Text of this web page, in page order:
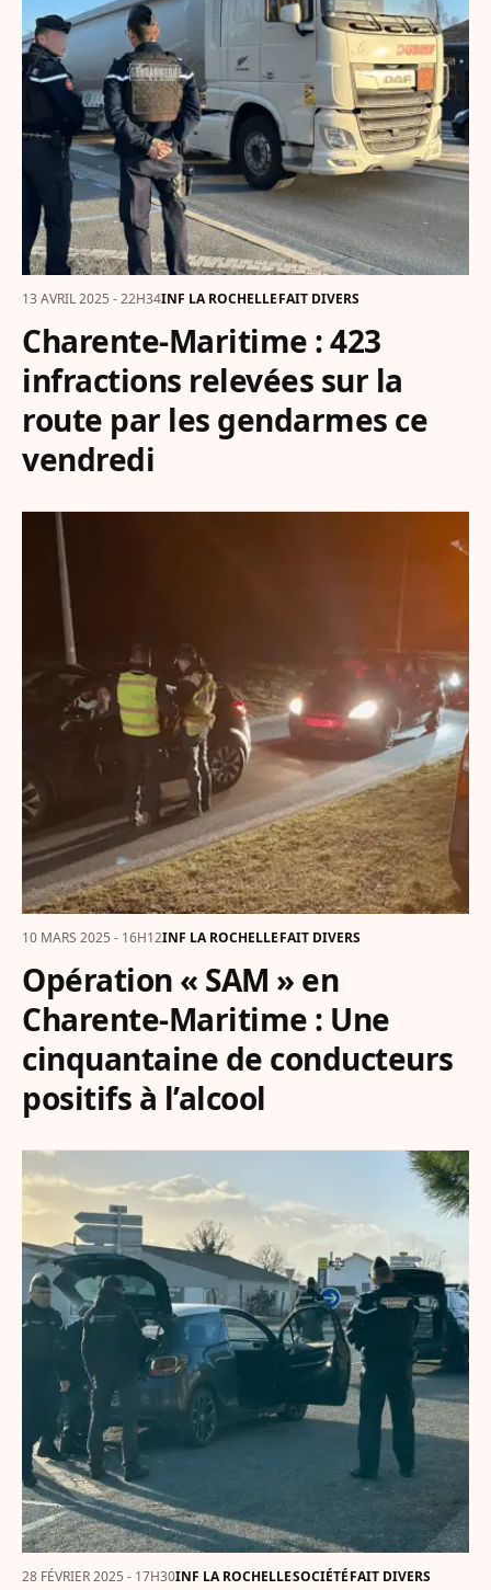
13 AVRIL 2025 - 22H34INF LA ROCHELLEFAIT DIVERS
Charente-Maritime : 423
infractions relevées sur la
route par les gendarmes ce
vendredi
10 MARS 2025 - 16H12INF LA ROCHELLEFAIT DIVERS
Opération « SAM » en
Charente-Maritime : Une
cinquantaine de conducteurs
positifs à l’alcool
28 FÉVRIER 2025 - 17H30INF LA ROCHELLESOCIÉTÉFAIT DIVERS